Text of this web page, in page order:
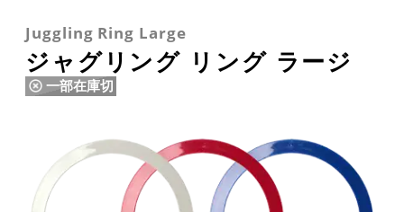
Juggling Ring Large
ジャグリング リング ラージ
一部在庫切